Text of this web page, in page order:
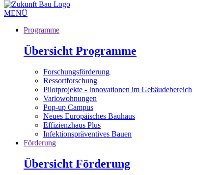
MENÜ
Programme
Übersicht Programme
Forschungsförderung
Ressortforschung
Pilotprojekte - Innovationen im Gebäudebereich
Variowohnungen
Pop-up Campus
Neues Europäisches Bauhaus
Effizienzhaus Plus
Infektionspräventives Bauen
Förderung
Übersicht Förderung